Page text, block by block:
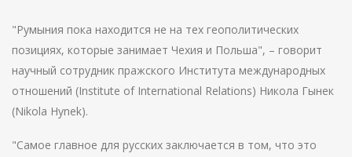
"Румыния пока находится не на тех геополитических
позициях, которые занимает Чехия и Польша", – говорит
научный сотрудник пражского Института международных
отношений (Institute of International Relations) Никола Гынек
(Nikola Hynek).
"Самое главное для русских заключается в том, что это